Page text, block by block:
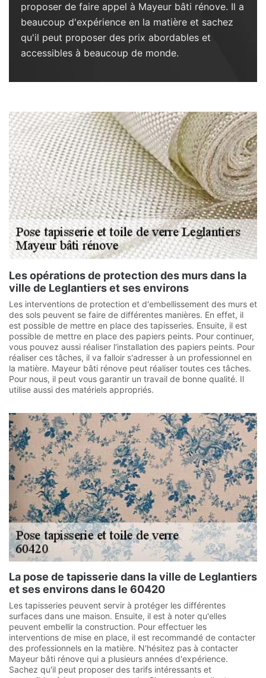
proposer de faire appel à Mayeur bâti rénove. Il a
beaucoup d'expérience en la matière et sachez
qu'il peut proposer des prix abordables et
accessibles à beaucoup de monde.
Les opérations de protection des murs dans la
ville de Leglantiers et ses environs
Les interventions de protection et d'embellissement des murs et
des sols peuvent se faire de différentes manières. En effet, il
est possible de mettre en place des tapisseries. Ensuite, il est
possible de mettre en place des papiers peints. Pour continuer,
vous pouvez aussi réaliser l'installation des papiers peints. Pour
réaliser ces tâches, il va falloir s'adresser à un professionnel en
la matière. Mayeur bâti rénove peut réaliser toutes ces tâches.
Pour nous, il peut vous garantir un travail de bonne qualité. Il
utilise aussi des matériels appropriés.
La pose de tapisserie dans la ville de Leglantiers
et ses environs dans le 60420
Les tapisseries peuvent servir à protéger les différentes
surfaces dans une maison. Ensuite, il est à noter qu'elles
peuvent embellir la construction. Pour effectuer les
interventions de mise en place, il est recommandé de contacter
des professionnels en la matière. N'hésitez pas à contacter
Mayeur bâti rénove qui a plusieurs années d'expérience.
Sachez qu'il peut proposer des tarifs intéressants et